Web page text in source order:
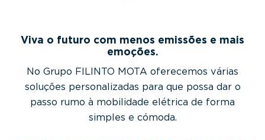
Viva o futuro com menos emissões e mais
emoções.
No Grupo FILINTO MOTA oferecemos várias
soluções personalizadas para que possa dar o
passo rumo à mobilidade elétrica de forma
simples e cómoda.